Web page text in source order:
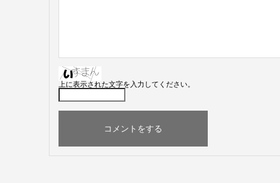
上に表示された文字を入力してください。